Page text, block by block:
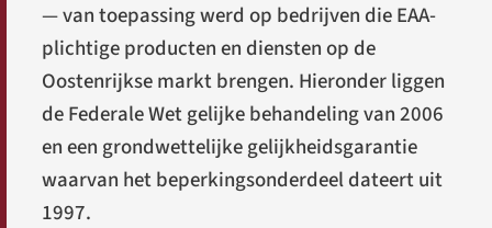
— van toepassing werd op bedrijven die EAA-
plichtige producten en diensten op de
Oostenrijkse markt brengen. Hieronder liggen
de Federale Wet gelijke behandeling van 2006
en een grondwettelijke gelijkheidsgarantie
waarvan het beperkingsonderdeel dateert uit
1997.